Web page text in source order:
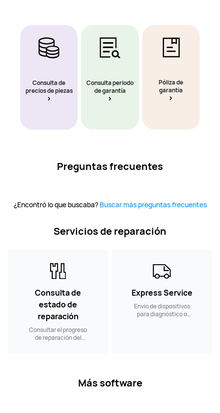
Consulta de
precios de piezas
Consulta periodo
de garantía
Póliza de
garantía
Preguntas frecuentes
¿Encontró lo que buscaba? Buscar más preguntas frecuentes
Servicios de reparación
Consulta de
estado de
reparación
Consultar el progreso
de reparación del
Express Service
Envio de dispositivos
para diagnóstico o
Más software